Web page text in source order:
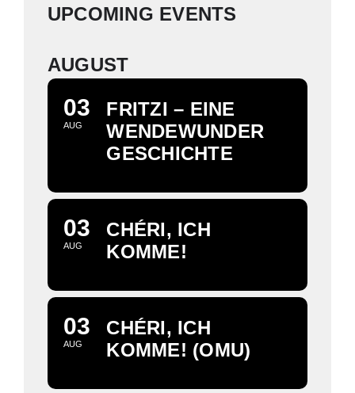
UPCOMING EVENTS
AUGUST
03
AUG
FRITZI – EINE
WENDEWUNDER
GESCHICHTE
03
AUG
CHÉRI, ICH
KOMME!
03
AUG
CHÉRI, ICH
KOMME! (OMU)